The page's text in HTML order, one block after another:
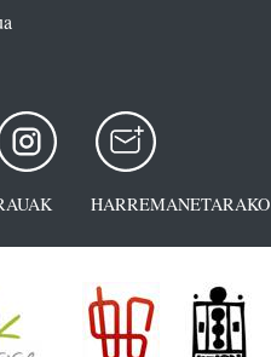
HARREMANETARAKO